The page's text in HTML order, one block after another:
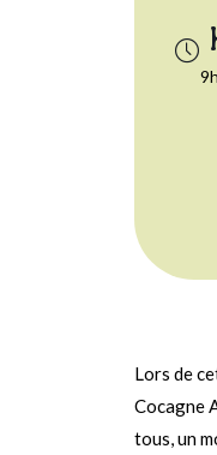
Lors de
Cocagne
tous, un